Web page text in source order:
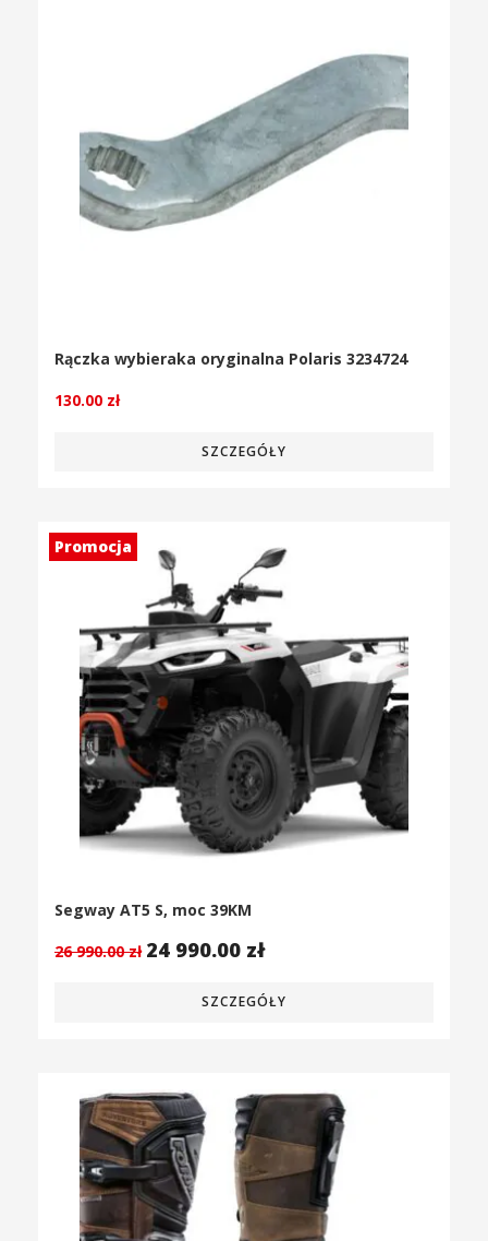
Rączka wybieraka oryginalna Polaris 3234724
130.00 zł
SZCZEGÓŁY
Promocja
Segway AT5 S, moc 39KM
26 990.00zł 24 990.00 zł
SZCZEGÓŁY